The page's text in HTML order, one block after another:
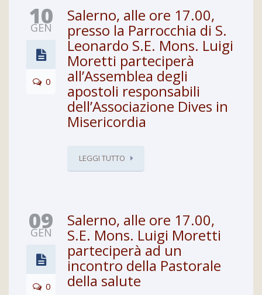
10
GEN
0
Salerno, alle ore 17.00,
presso la Parrocchia di S.
Leonardo S.E. Mons. Luigi
Moretti parteciperà
all’Assemblea degli
apostoli responsabili
dell’Associazione Dives in
Misericordia
LEGGI TUTTO
09
GEN
0
Salerno, alle ore 17.00,
S.E. Mons. Luigi Moretti
parteciperà ad un
incontro della Pastorale
della salute